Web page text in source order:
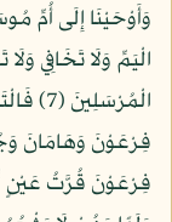
وَأَوْحَيْنَا إِلَى أُمِّ
الْيَمِّ وَلَا تَخَافِي
فِرْعَوْنَ قُرَّتُ عَيْنٍ